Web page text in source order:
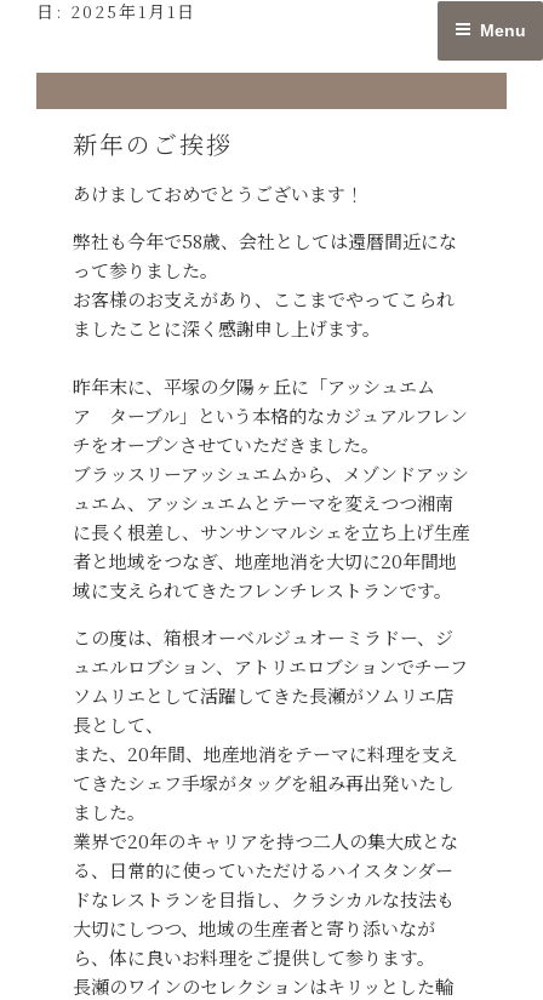
content
Menu
日: 2025年1月1日
新年のご挨拶
あけましておめでとうございます！
弊社も今年で58歳、会社としては還暦間近にな
って参りました。
お客様のお支えがあり、ここまでやってこられ
ましたことに深く感謝申し上げます。
昨年末に、平塚の夕陽ヶ丘に「アッシュエム
ア ターブル」という本格的なカジュアルフレン
チをオープンさせていただきました。
ブラッスリーアッシュエムから、メゾンドアッシ
ュエム、アッシュエムとテーマを変えつつ湘南
に長く根差し、サンサンマルシェを立ち上げ生産
者と地域をつなぎ、地産地消を大切に20年間地
域に支えられてきたフレンチレストランです。
この度は、箱根オーベルジュオーミラドー、ジ
ュエルロブション、アトリエロブションでチーフ
ソムリエとして活躍してきた長瀬がソムリエ店
長として、
また、20年間、地産地消をテーマに料理を支え
てきたシェフ手塚がタッグを組み再出発いたし
ました。
業界で20年のキャリアを持つ二人の集大成とな
る、日常的に使っていただけるハイスタンダー
ドなレストランを目指し、クラシカルな技法も
大切にしつつ、地域の生産者と寄り添いなが
ら、体に良いお料理をご提供して参ります。
長瀬のワインのセレクションはキリッとした輪